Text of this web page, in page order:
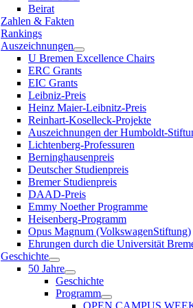
Beirat
Zahlen & Fakten
Rankings
Auszeichnungen
U Bremen Excellence Chairs
ERC Grants
EIC Grants
Leibniz-Preis
Heinz Maier-Leibnitz-Preis
Reinhart-Koselleck-Projekte
Auszeichnungen der Humboldt-
Lichtenberg-Professuren
Berninghausenpreis
Deutscher Studienpreis
Bremer Studienpreis
DAAD-Preis
Emmy Noether Programme
Heisenberg-Programm
Opus Magnum (VolkswagenStiftung)
Ehrungen durch die Universität
Geschichte
50 Jahre
Geschichte
Programm
OPEN CAMPUS